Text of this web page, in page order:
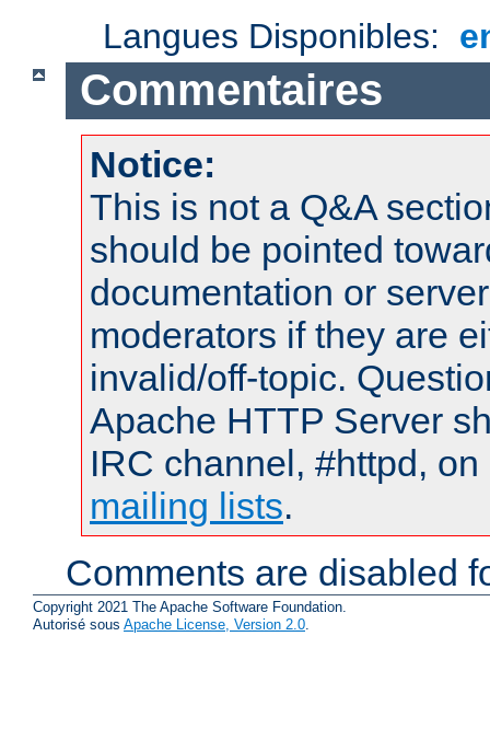
Langues Disponibles:
Commentaires
Notice:
This is not a Q&A
should be pointed
documentation or
moderators if they are
invalid/off-topic.
Apache HTTP Server
IRC channel, #httpd,
mailing lists.
Comments are disabled
Copyright 2021 The Apache Software Foundation.
Autorisé sous Apache License, Version 2.0